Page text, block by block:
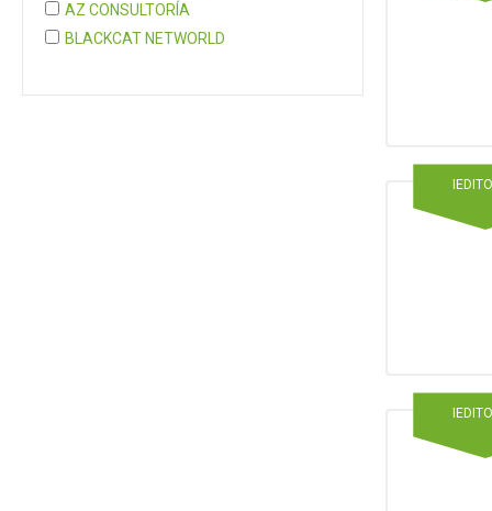
AZ CONSULTORÍA
BLACKCAT NETWORLD
COGNITA PLUS, S.L.